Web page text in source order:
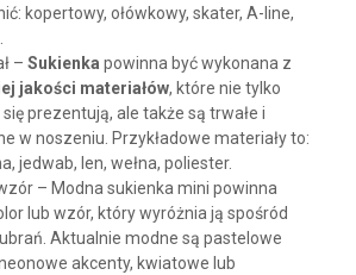
kopertowy, ołówkowy, skater, A-line,
– Sukienka powinna być wykonana z
jakości materiałów, które nie tylko
prezentują, ale także są trwałe i
w noszeniu. Przykładowe materiały to:
jedwab, len, wełna, poliester.
– Modna sukienka mini powinna
lub wzór, który wyróżnia ją spośród
Aktualnie modne są pastelowe
akcenty, kwiatowe lub